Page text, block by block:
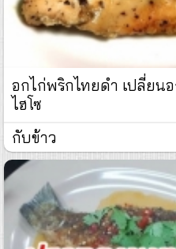
อกไก่พริกไทยดำ เปลี่ยน
ไฮโซ
กับข้าว